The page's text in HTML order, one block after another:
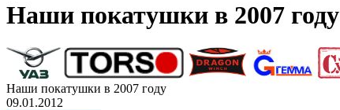
Наши покатушки в 2007 году
Наши покатушки в 2007 году
09.01.2012